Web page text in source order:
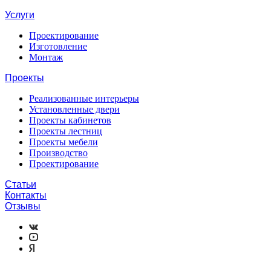
Услуги
Проектирование
Изготовление
Монтаж
Проекты
Реализованные интерьеры
Установленные двери
Проекты кабинетов
Проекты лестниц
Проекты мебели
Производство
Проектирование
Статьи
Контакты
Отзывы